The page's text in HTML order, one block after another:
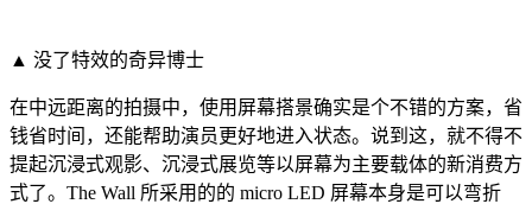
▲ 没了特效的奇异博士
在中远距离的拍摄中，使用屏幕搭景确实是个不错的方案，省
钱省时间，还能帮助演员更好地进入状态。说到这，就不得不
提起沉浸式观影、沉浸式展览等以屏幕为主要载体的新消费方
式了。The Wall 所采用的的 micro LED 屏幕本身是可以弯折